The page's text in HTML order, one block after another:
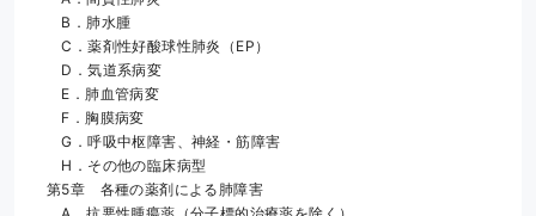
B．肺水腫
C．薬剤性好酸球性肺炎（EP）
D．気道系病変
E．肺血管病変
F．胸膜病変
G．呼吸中枢障害、神経・筋障害
H．その他の臨床病型
第5章　各種の薬剤による肺障害